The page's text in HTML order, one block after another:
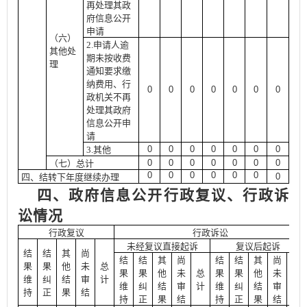
（六）
其他处
理
再处理其政
府信息公开
申请
2. 申请人逾
期未按收费
通知要求缴
纳费用、行
政机关不再
处理其政府
信息公开申
请
0 0 0 0 0 0 0
3. 其他 0 0 0 0 0 0
0
（七）总计
0 0 0 0 0 0
0
四、结转下年度继续办理
0 0 0 0 0 0 0
四、政府信息公开行政复议、行政诉
讼情况
行政复议
行政诉讼
结
果
维
持
结
果
纠
正
其
他
结
果
尚
未
审
结
总
计
未经复议直接起诉
复议后起诉
结
果
维
持
结
果
纠
正
其
他
结
果
尚
未
审
结
总
计
结
果
维
持
结
果
纠
正
其
他
结
果
尚
未
审
结